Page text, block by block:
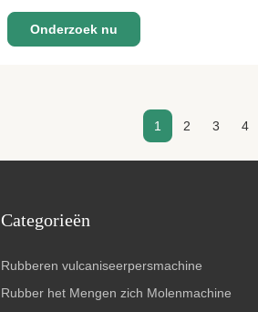
Onderzoek nu
1 2 3 4
Categorieën
Rubberen vulcaniseerpersmachine
Rubber het Mengen zich Molenmachine